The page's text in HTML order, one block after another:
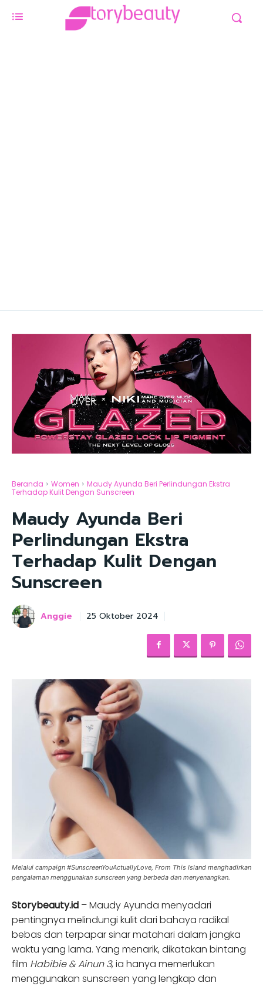
Beranda Women
Maudy Ayunda Beri Perlindungan Ekstra
Terhadap Kulit Dengan Sunscreen
Maudy Ayunda Beri
Perlindungan Ekstra
Terhadap Kulit Dengan
Sunscreen
Anggie 25 Oktober 2024
Melalui campaign #SunscreenYouActuallyLove, From This Island menghadirkan
pengalaman menggunakan sunscreen yang berbeda dan menyenangkan.
Storybeauty.id – Maudy Ayunda menyadari
pentingnya melindungi kulit dari bahaya radikal
bebas dan terpapar sinar matahari dalam jangka
waktu yang lama. Yang menarik, dikatakan bintang
film Habibie & Ainun 3, ia hanya memerlukan
menggunakan sunscreen yang lengkap dan